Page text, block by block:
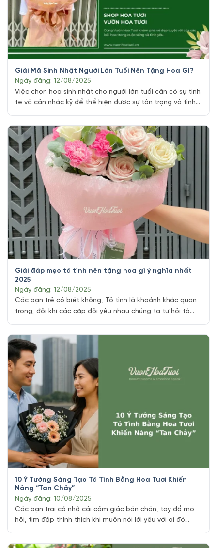
Giải Mã Sinh Nhật Người Lớn Tuổi Nên Tặng Hoa Gì?
Ngày đăng: 12/08/2025
Việc chọn hoa sinh nhật cho người lớn tuổi cần có sự tinh
tế và cân nhắc kỹ để thể hiện được sự tôn trọng và tình
ta bày tỏ tình cảm và lòng biết ơn đến những người thân
yêu, đặc biệt [...]
Giải đáp mẹo tỏ tình nên tặng hoa gì ý nghĩa nhất
2025
Ngày đăng: 12/08/2025
Các bạn trẻ có biết không, Tỏ tình là khoảnh khắc quan
trọng, đôi khi các cặp đôi yêu nhau chúng ta tự hỏi tỏ
chỉ diễn ra một lần trong đời, và một bó hoa tỏ tình phù
hợp [...]
10 Ý Tưởng Sáng Tạo Tỏ Tình Bằng Hoa Tươi Khiến
Nàng “Tan Chảy”
Ngày đăng: 10/08/2025
Các bạn trai có nhớ cái cảm giác bồn chồn, tay đổ mồ
hôi, tim đập thình thịch khi muốn nói lời yêu với ai đó
dâng trào nhưng lại chẳng biết bắt đầu từ đâu. Và rồi,